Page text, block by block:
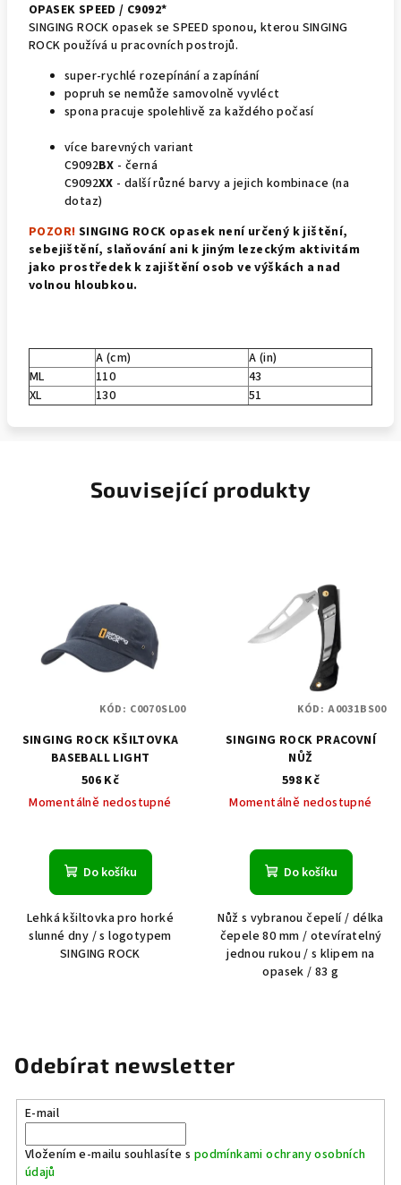
OPASEK SPEED / C9092*
SINGING ROCK opasek se SPEED sponou, kterou SINGING
ROCK používá u pracovních postrojů.
super-rychlé rozepínání a zapínání
popruh se nemůže samovolně vyvléct
spona pracuje spolehlivě za každého počasí
více barevných variant
C9092BX - černá
C9092XX - další různé barvy a jejich kombinace (na
dotaz)
POZOR! SINGING ROCK opasek není určený k jištění,
sebejištění, slaňování ani k jiným lezeckým aktivitám
jako prostředek k zajištění osob ve výškách a nad
volnou hloubkou.
A (cm)
A (in)
ML
110
43
XL
130 51
Související produkty
SINGING ROCK KŠILTOVKA
BASEBALL LIGHT
506 Kč
Momentálně nedostupné
Do košíku
Lehká kšiltovka pro horké
slunné dny / s logotypem
SINGING ROCK
KÓD: C0070SL00
SINGING ROCK PRACOVNÍ
NŮŽ
598 Kč
Momentálně nedostupné
Do košíku
Nůž s vybranou čepelí / délka
čepele 80 mm / otevíratelný
jednou rukou / s klipem na
opasek / 83 g
KÓD: A0031BS00
Odebírat newsletter
E-mail
Vložením e-mailu souhlasíte s podmínkami ochrany osobních
údajů